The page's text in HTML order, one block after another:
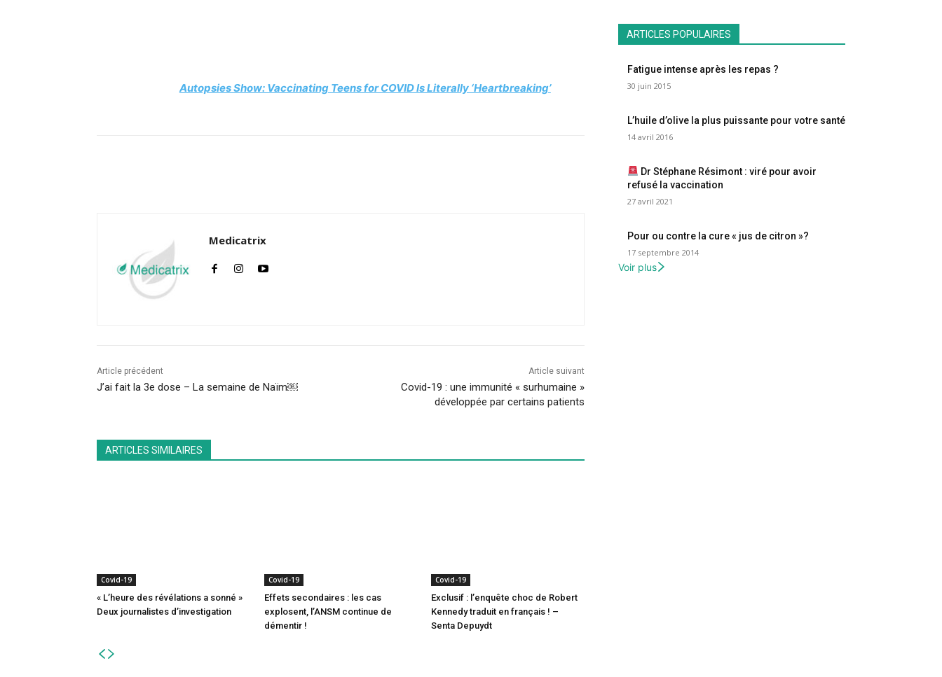
Autopsies Show: Vaccinating Teens for COVID Is Literally ‘Heartbreaking’
Medicatrix
Article précédent
J’ai fait la 3e dose – La semaine de Naïm￼
Article suivant
Covid-19 : une immunité « surhumaine »
développée par certains patients
ARTICLES SIMILAIRES
Covid-19
« L’heure des révélations a sonné »
Deux journalistes d’investigation
Covid-19
Effets secondaires : les cas
explosent, l’ANSM continue de
démentir !
Covid-19
Exclusif : l’enquête choc de Robert
Kennedy traduit en français ! –
Senta Depuydt
ARTICLES POPULAIRES
Fatigue intense après les repas ?
30 juin 2015
L’huile d’olive la plus puissante pour votre santé
14 avril 2016
Dr Stéphane Résimont : viré pour avoir
refusé la vaccination
27 avril 2021
Pour ou contre la cure « jus de citron »?
17 septembre 2014
Voir plus